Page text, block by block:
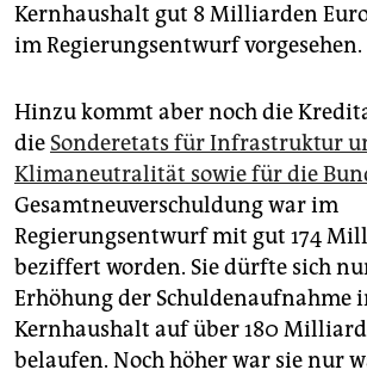
Kernhaushalt gut 8 Milliarden
im Regierungsentwurf vorgesehen.
Hinzu kommt aber noch die
die Sonderetats für Infrastruktur
Klimaneutralität sowie für die
Gesamtneuverschuldung war im
Regierungsentwurf mit gut 174
beziffert worden. Sie dürfte sich
Erhöhung der Schuldenaufnahme
Kernhaushalt auf über 180
belaufen. Noch höher war sie nur